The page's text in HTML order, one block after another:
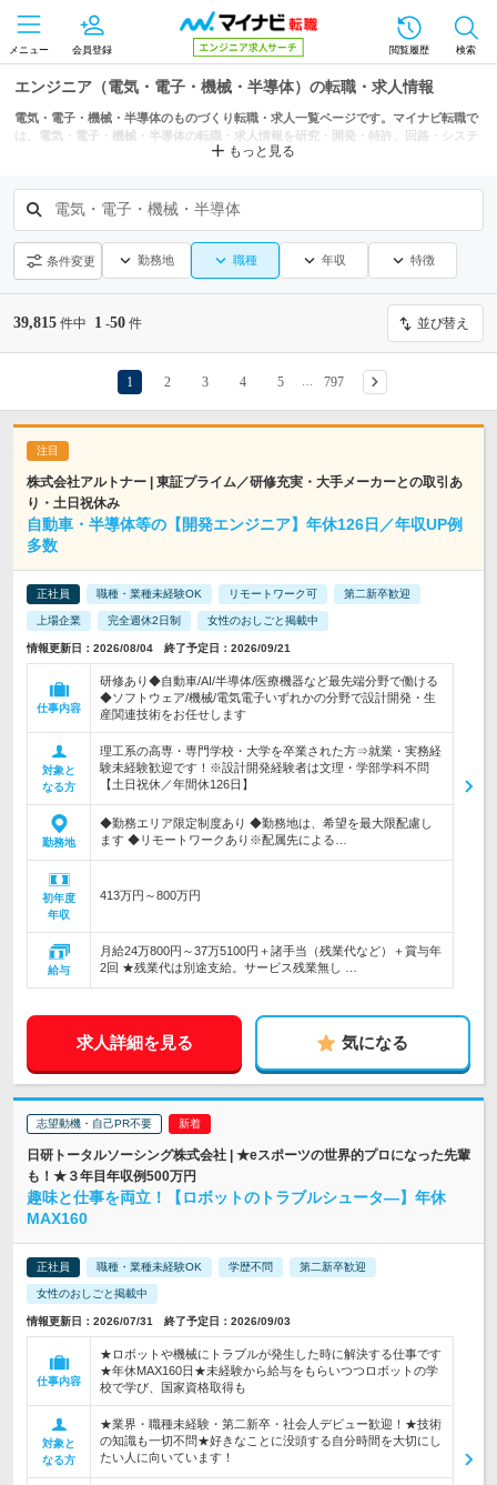
メニュー 会員登録 閲覧履歴 検索
エンジニア（電気・電子・機械・半導体）の転職・求人情報
電気・電子・機械・半導体のものづくり転職・求人一覧ページです。マイナビ転職で
は、電気・電子・機械・半導体の転職・求人情報を研究・開発・特許、回路・システ
ム・半導体設計・光学関連、制御設計などの条件からも探せます。
もっと見る
電気・電子・機械・半導体
条件変更 勤務地 職種 年収 特徴
39,815 件中 1 -50 件 並び替え
1 2 3 4 5 797
株式会社アルトナー | 東証プライム／研修充実・大手メーカーとの取引あ
り・土日祝休み
自動車・半導体等の【開発エンジニア】年休126日／年収UP例
多数
正社員 職種・業種未経験OK リモートワーク可 第二新卒歓迎
上場企業 完全週休2日制 女性のおしごと掲載中
情報更新日：2026/08/04 終了予定日：2026/09/21
仕事内容
研修あり◆自動車/AI/半導体/医療機器など最先端分野で働ける
◆ソフトウェア/機械/電気電子いずれかの分野で設計開発・生
産関連技術をお任せします
対象と
なる方
理工系の高専・専門学校・大学を卒業された方⇒就業・実務経
験未経験歓迎です！※設計開発経験者は文理・学部学科不問
【土日祝休／年間休126日】
勤務地
◆勤務エリア限定制度あり ◆勤務地は、希望を最大限配慮し
ます ◆リモートワークあり※配属先による…
初年度
年収
413万円～800万円
給与
月給24万800円～37万5100円＋諸手当（残業代など）＋賞与年
2回 ★残業代は別途支給。サービス残業無し …
求人詳細を見る 気になる
志望動機・自己PR不要
日研トータルソーシング株式会社 | ★eスポーツの世界的プロになった先輩
も！★３年目年収例500万円
趣味と仕事を両立！【ロボットのトラブルシュータ―】年休
MAX160
正社員 職種・業種未経験OK 学歴不問 第二新卒歓迎
女性のおしごと掲載中
情報更新日：2026/07/31 終了予定日：2026/09/03
仕事内容
★ロボットや機械にトラブルが発生した時に解決する仕事です
★年休MAX160日★未経験から給与をもらいつつロボットの学
校で学び、国家資格取得も
対象と
なる方
★業界・職種未経験・第二新卒・社会人デビュー歓迎！★技術
の知識も一切不問★好きなことに没頭する自分時間を大切にし
たい人に向いています！